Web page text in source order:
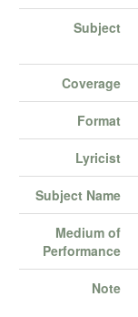
Subject
Coverage
Format
Lyricist
Subject Name
Medium of
Performance
Note